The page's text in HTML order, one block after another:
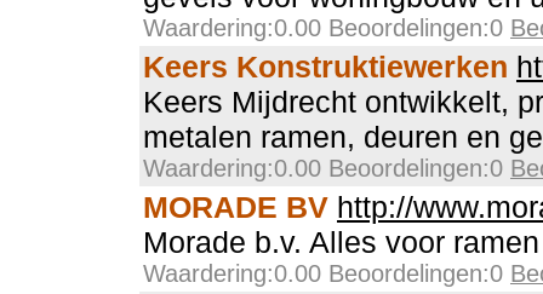
Waardering:0.00 Beoordelingen:0
Keers Konstruktiewerken
Keers Mijdrecht ontwikkelt,
metalen ramen, deuren en
Waardering:0.00 Beoordelingen:0
MORADE BV http://
Morade b.v. Alles voor
Waardering:0.00 Beoordelingen:0